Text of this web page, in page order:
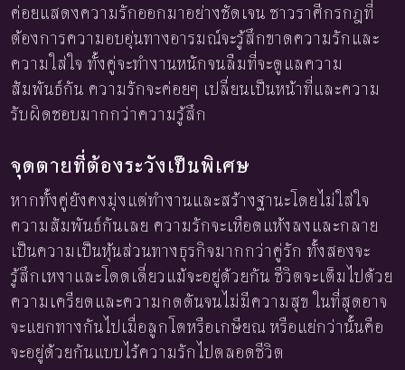
ค่อยแสดงความรักออกมาอย่างชัดเจน ชาวราศีกรกฎที่
ต้องการความอบอุ่นทางอารมณ์จะรู้สึกขาดความรักและ
ความใส่ใจ ทั้งคู่จะทำงานหนักจนลืมที่จะดูแลความ
สัมพันธ์กัน ความรักจะค่อยๆ เปลี่ยนเป็นหน้าที่และความ
รับผิดชอบมากกว่าความรู้สึก
จุดตายที่ต้องระวังเป็นพิเศษ
หากทั้งคู่ยังคงมุ่งแต่ทำงานและสร้างฐานะโดยไม่ใส่ใจ
ความสัมพันธ์กันเลย ความรักจะเหือดแห้งลงและกลาย
เป็นความเป็นหุ้นส่วนทางธุรกิจมากกว่าคู่รัก ทั้งสองจะ
รู้สึกเหงาและโดดเดี่ยวแม้จะอยู่ด้วยกัน ชีวิตจะเต็มไปด้วย
ความเครียดและความกดดันจนไม่มีความสุข ในที่สุดอาจ
จะแยกทางกันไปเมื่อลูกโตหรือเกษียณ หรือแย่กว่านั้นคือ
จะอยู่ด้วยกันแบบไร้ความรักไปตลอดชีวิต